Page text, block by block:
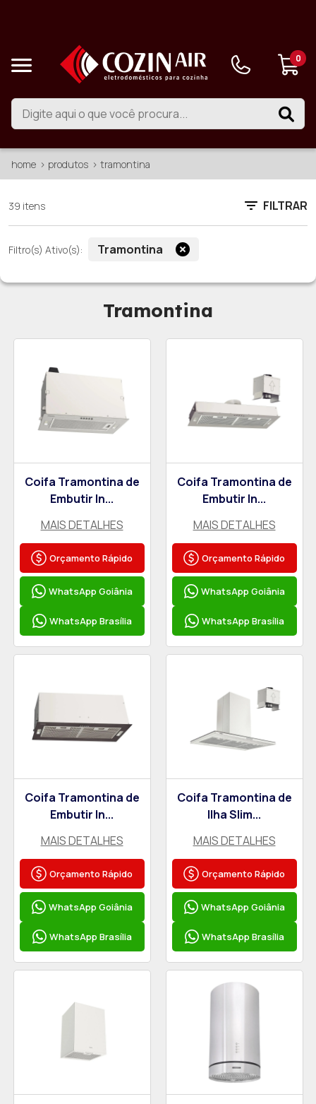
0
home produtos tramontina
39 itens FILTRAR
Filtro(s) Ativo(s): Tramontina
Tramontina
Coifa Tramontina de
Embutir In...
MAIS DETALHES
Orçamento Rápido
WhatsApp Goiânia
WhatsApp Brasília
Coifa Tramontina de
Embutir In...
MAIS DETALHES
Orçamento Rápido
WhatsApp Goiânia
WhatsApp Brasília
Coifa Tramontina de
Embutir In...
MAIS DETALHES
Orçamento Rápido
WhatsApp Goiânia
WhatsApp Brasília
Coifa Tramontina de
Ilha Slim...
MAIS DETALHES
Orçamento Rápido
WhatsApp Goiânia
WhatsApp Brasília